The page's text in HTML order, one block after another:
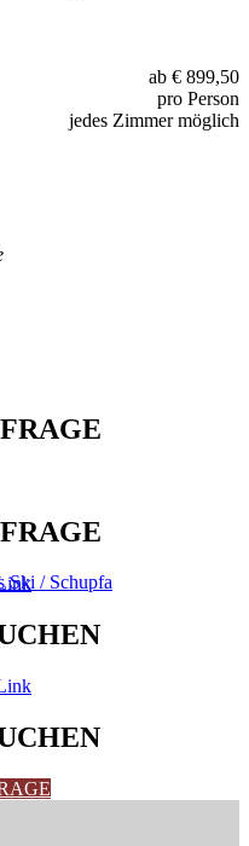
Ski / Schupfa
ab € 899,50
pro Person
jedes Zimmer möglich